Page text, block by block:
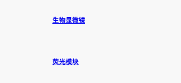
生物显微镜
荧光模块